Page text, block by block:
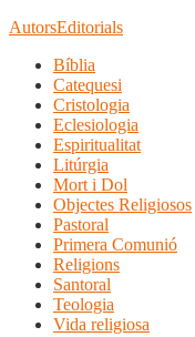
AutorsEditorials
Bíblia
Catequesi
Cristologia
Eclesiologia
Espiritualitat
Litúrgia
Mort i Dol
Objectes Religiosos
Pastoral
Primera Comunió
Religions
Santoral
Teologia
Vida religiosa